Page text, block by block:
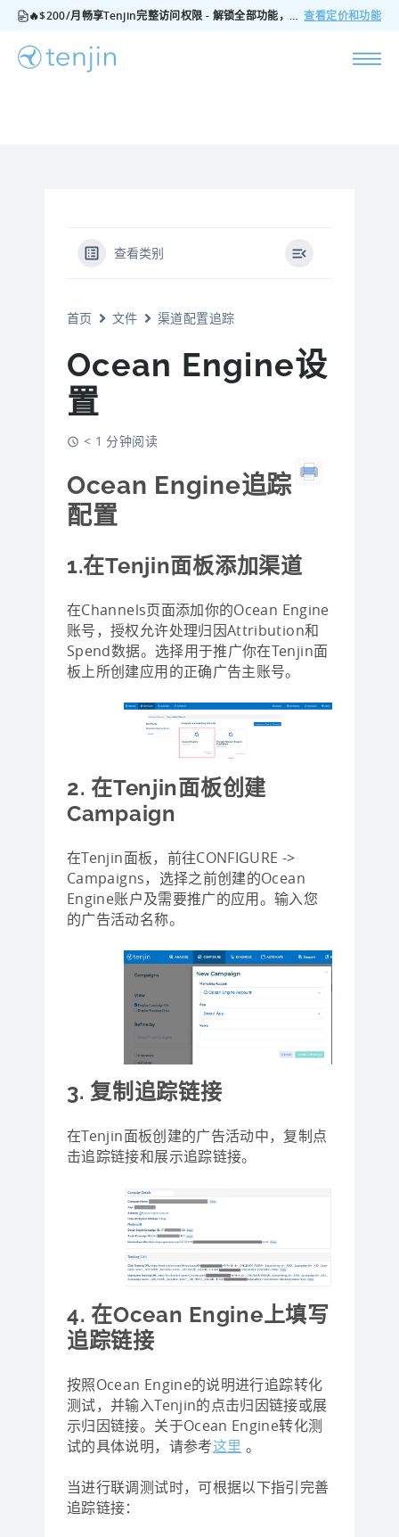
🔥$200/月畅享Tenjin完整访问权限 - 解锁全部功能，无隐藏费用，随时可取消 查看定价和功能
查看类别
首页 文件 渠道配置追踪
Ocean Engine设
置
< 1 分钟阅读
Ocean Engine追踪
配置
1.在Tenjin面板添加渠道
在Channels页面添加你的Ocean Engine
账号，授权允许处理归因Attribution和
Spend数据。选择用于推广你在Tenjin面
板上所创建应用的正确广告主账号。
2. 在Tenjin面板创建
Campaign
在Tenjin面板，前往CONFIGURE ->
Campaigns，选择之前创建的Ocean
Engine账户及需要推广的应用。输入您
的广告活动名称。
3. 复制追踪链接
在Tenjin面板创建的广告活动中，复制点
击追踪链接和展示追踪链接。
4. 在Ocean Engine上填写
追踪链接
按照Ocean Engine的说明进行追踪转化
测试，并输入Tenjin的点击归因链接或展
示归因链接。关于Ocean Engine转化测
试的具体说明，请参考这里 。
当进行联调测试时，可根据以下指引完善
追踪链接：